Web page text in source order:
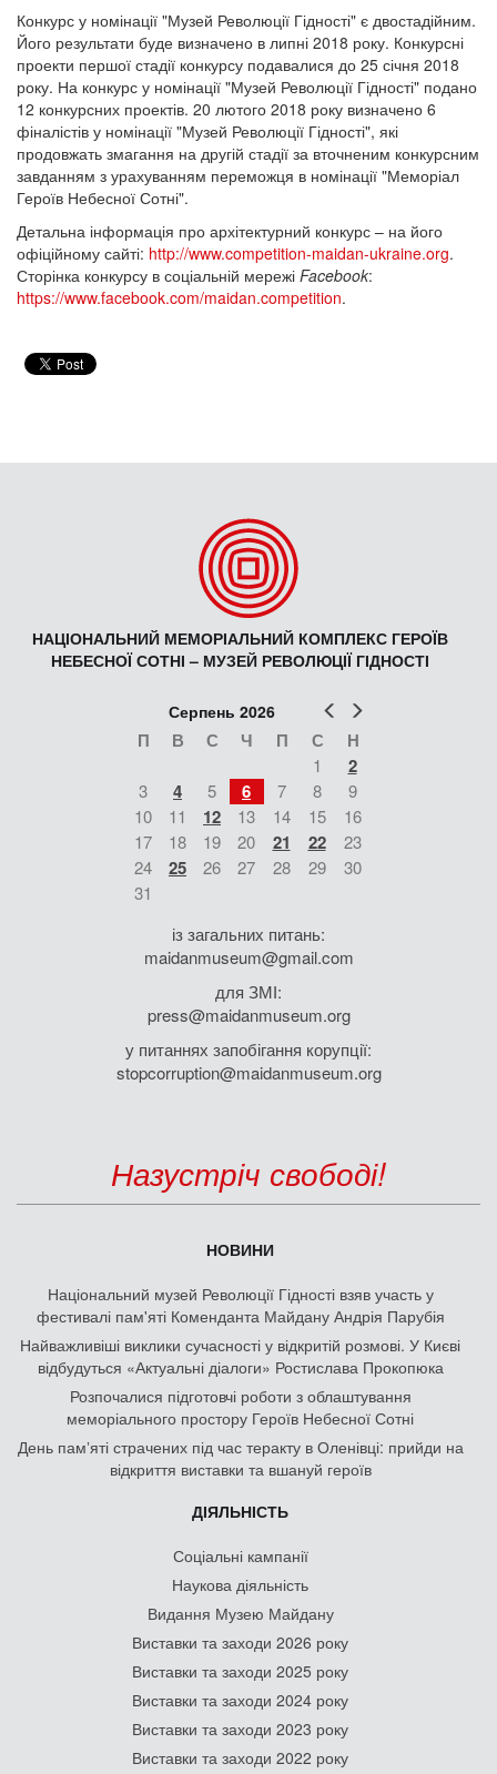
Конкурс у номінації "Музей Революції Гідності" є двостадійним.
Його результати буде визначено в липні 2018 року. Конкурсні
проекти першої стадії конкурсу подавалися до 25 січня 2018
року. На конкурс у номінації "Музей Революції Гідності" подано
12 конкурсних проектів. 20 лютого 2018 року визначено 6
фіналістів у номінації "Музей Революції Гідності", які
продовжать змагання на другій стадії за вточненим конкурсним
завданням з урахуванням переможця в номінації "Меморіал
Героїв Небесної Сотні".
Детальна інформація про архітектурний конкурс – на його
офіційному сайті: http://www.competition-maidan-ukraine.org.
Сторінка конкурсу в соціальній мережі Facebook:
https://www.facebook.com/maidan.competition.
НАЦІОНАЛЬНИЙ МЕМОРІАЛЬНИЙ КОМПЛЕКС ГЕРОЇВ
НЕБЕСНОЇ СОТНІ – МУЗЕЙ РЕВОЛЮЦІЇ ГІДНОСТІ
Попер
Серпень 2026
П В С Ч П С Н
1 2
3 4 5 6 7 8
9
10
11 12 13 14 15
16
17
18 19 20 21 22
23
24
25 26 27 28 29
30
31
із загальних питань:
maidanmuseum@gmail.com
для ЗМІ:
press@maidanmuseum.org
у питаннях запобігання корупції:
stopcorruption@maidanmuseum.org
Назустріч свободі!
НОВИНИ
Національний музей Революції Гідності взяв участь у
фестивалі пам'яті Коменданта Майдану Андрія Парубія
Найважливіші виклики сучасності у відкритій розмові. У Києві
відбудуться «Актуальні діалоги» Ростислава Прокопюка
Розпочалися підготовчі роботи з облаштування
меморіального простору Героїв Небесної Сотні
День памʼяті страчених під час теракту в Оленівці: прийди на
відкриття виставки та вшануй героїв
ДІЯЛЬНІСТЬ
Соціальні кампанії
Наукова діяльність
Видання Музею Майдану
Виставки та заходи 2026 року
Виставки та заходи 2025 року
Виставки та заходи 2024 року
Виставки та заходи 2023 року
Виставки та заходи 2022 року